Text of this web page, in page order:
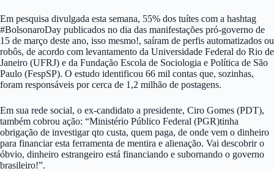
Em pesquisa divulgada esta semana, 55% dos tuítes com a hashtag
#BolsonaroDay publicados no dia das manifestações pró-governo de
15 de março deste ano, isso mesmo!, saíram de perfis automatizados ou
robôs, de acordo com levantamento da Universidade Federal do Rio de
Janeiro (UFRJ) e da Fundação Escola de Sociologia e Política de São
Paulo (FespSP). O estudo identificou 66 mil contas que, sozinhas,
foram responsáveis por cerca de 1,2 milhão de postagens.
Em sua rede social, o ex-candidato a presidente, Ciro Gomes (PDT),
também cobrou ação: “Ministério Público Federal (PGR)tinha
obrigação de investigar qto custa, quem paga, de onde vem o dinheiro
para financiar esta ferramenta de mentira e alienação. Vai descobrir o
óbvio, dinheiro estrangeiro está financiando e subornando o governo
brasileiro!”.